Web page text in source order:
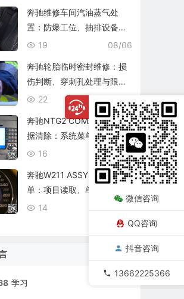
奔驰维修车间汽油蒸气处
置：防爆工位、抽排设备与
燃油收集
08/06
19
奔驰轮胎临时密封维修：损
伤判断、穿刺孔处理与限速
复查
08/06
22
奔驰NTG2 COMAND个人数
据清除：系统菜单、恢复出
厂与结果确认
08/06
16
奔驰W211 ASSYST保养菜
单：项目读取、单项确认与
复位核查
14
学习
微信咨询
QQ咨询
抖音咨询
13662225366